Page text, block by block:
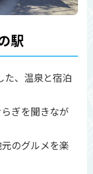
駅
た、温泉と宿泊
ぎを聞きなが
のグルメを楽